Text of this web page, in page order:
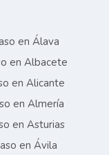
en Álava
en Albacete
en Alicante
en Almería
en Asturias
en Ávila